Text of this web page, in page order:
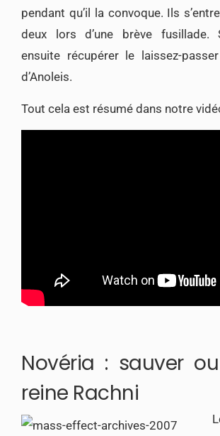
pendant qu’il la convoque. Ils
deux lors d’une brève fusillade.
ensuite récupérer le laissez-
d’Anoleis.
Tout cela est résumé dans notre
Novéria : sauver
reine Rachni